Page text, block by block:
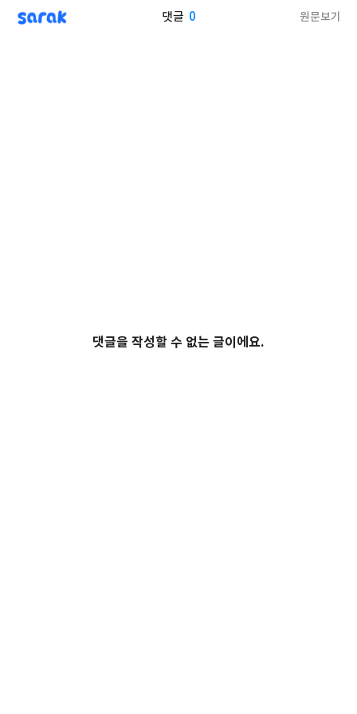
sarak 댓글 0 원문보기
댓글을 작성할 수 없는 글이에요.